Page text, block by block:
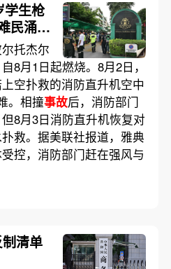
学生枪
民涌入
托杰尔
8月1日起燃烧。8月2日，
空扑救的消防直升机空中
。相撞事故后，消防部门
8月3日消防直升机恢复对
救。据美联社报道，雅典
控，消防部门赶在强风与
清单